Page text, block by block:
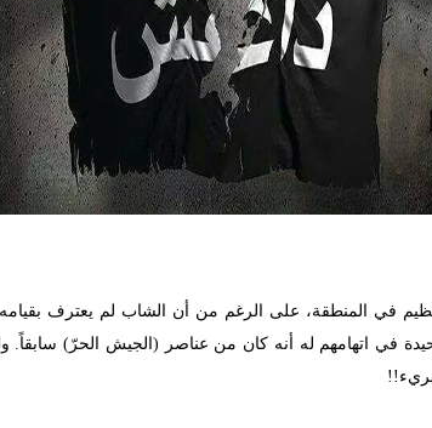
في المنطقة، على الرغم من أن الشاب لم يعترف بقيامه
في اتهامهم له أنه كان من عناصر (الجيش الحرّ) سابقاً.
بريء!!